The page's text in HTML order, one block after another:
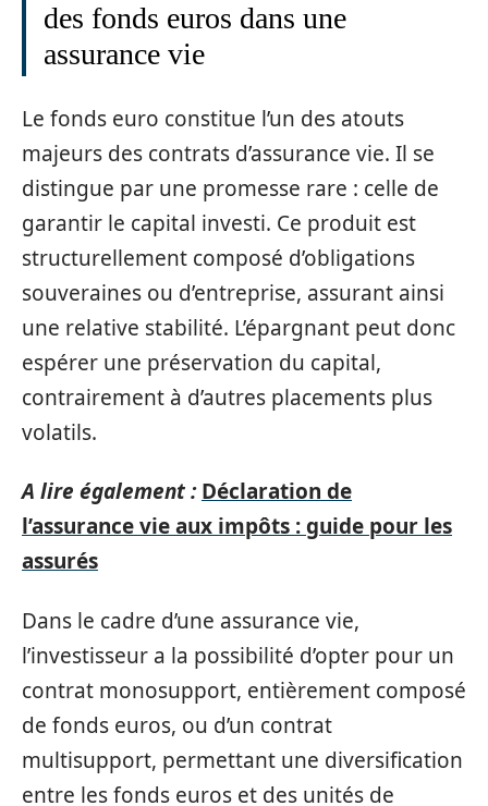
des fonds euros dans une
assurance vie
Le fonds euro constitue l’un des atouts
majeurs des contrats d’assurance vie. Il se
distingue par une promesse rare : celle de
garantir le capital investi. Ce produit est
structurellement composé d’obligations
souveraines ou d’entreprise, assurant ainsi
une relative stabilité. L’épargnant peut donc
espérer une préservation du capital,
contrairement à d’autres placements plus
volatils.
A lire également : Déclaration de
l’assurance vie aux impôts : guide pour les
assurés
Dans le cadre d’une assurance vie,
l’investisseur a la possibilité d’opter pour un
contrat monosupport, entièrement composé
de fonds euros, ou d’un contrat
multisupport, permettant une diversification
entre les fonds euros et des unités de